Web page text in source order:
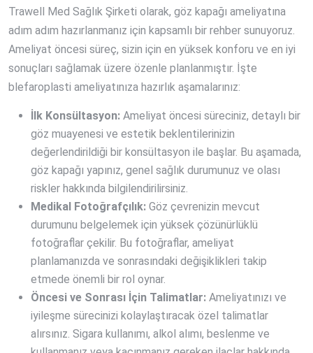
Trawell Med Sağlık Şirketi olarak, göz kapağı ameliyatına
adım adım hazırlanmanız için kapsamlı bir rehber sunuyoruz.
Ameliyat öncesi süreç, sizin için en yüksek konforu ve en iyi
sonuçları sağlamak üzere özenle planlanmıştır. İşte
blefaroplasti ameliyatınıza hazırlık aşamalarınız:
İlk Konsültasyon: Ameliyat öncesi süreciniz, detaylı bir
göz muayenesi ve estetik beklentilerinizin
değerlendirildiği bir konsültasyon ile başlar. Bu aşamada,
göz kapağı yapınız, genel sağlık durumunuz ve olası
riskler hakkında bilgilendirilirsiniz.
Medikal Fotoğrafçılık: Göz çevrenizin mevcut
durumunu belgelemek için yüksek çözünürlüklü
fotoğraflar çekilir. Bu fotoğraflar, ameliyat
planlamanızda ve sonrasındaki değişiklikleri takip
etmede önemli bir rol oynar.
Öncesi ve Sonrası İçin Talimatlar: Ameliyatınızı ve
iyileşme sürecinizi kolaylaştıracak özel talimatlar
alırsınız. Sigara kullanımı, alkol alımı, beslenme ve